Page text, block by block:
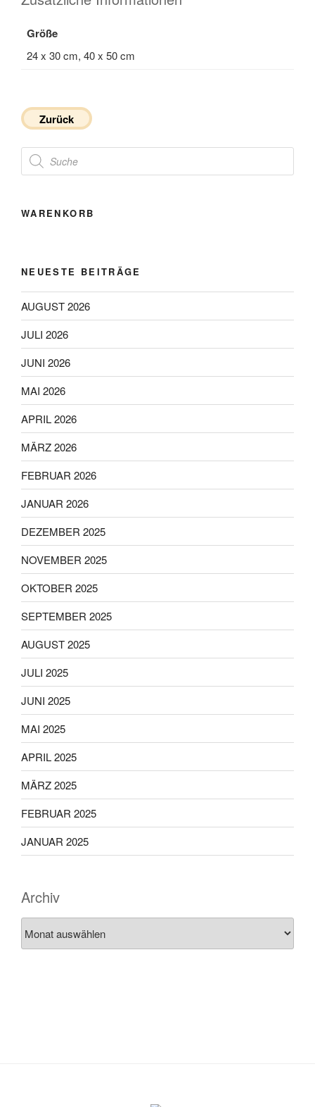
Größe
24 x 30 cm, 40 x 50 cm
Zurück
Products
search
WARENKORB
NEUESTE BEITRÄGE
AUGUST 2026
JULI 2026
JUNI 2026
MAI 2026
APRIL 2026
MÄRZ 2026
FEBRUAR 2026
JANUAR 2026
DEZEMBER 2025
NOVEMBER 2025
OKTOBER 2025
SEPTEMBER 2025
AUGUST 2025
JULI 2025
JUNI 2025
MAI 2025
APRIL 2025
MÄRZ 2025
FEBRUAR 2025
JANUAR 2025
Archiv